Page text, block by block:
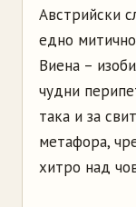
Австрийски
едно
Виена –
чудни
така и за
метафора,
хитро над